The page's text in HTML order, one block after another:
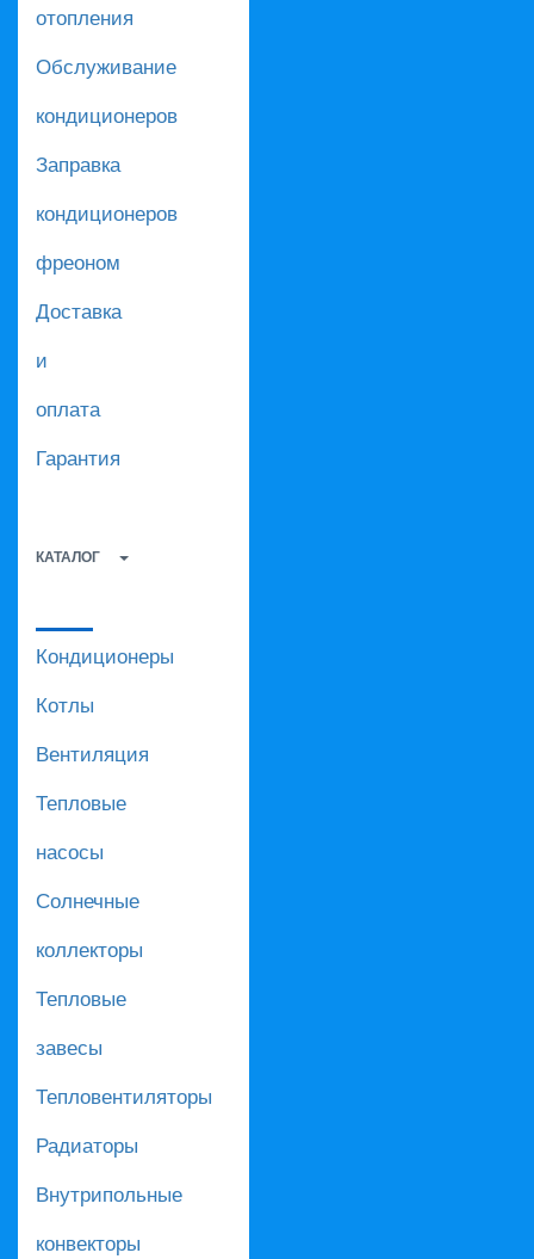
отопления
Обслуживание
кондиционеров
Заправка
кондиционеров
фреоном
Доставка
и
оплата
Гарантия
КАТАЛОГ
Кондиционеры
Котлы
Вентиляция
Тепловые
насосы
Солнечные
коллекторы
Тепловые
завесы
Тепловентиляторы
Радиаторы
Внутрипольные
конвекторы